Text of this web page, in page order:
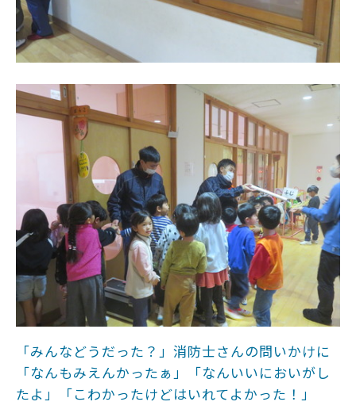
「みんなどうだった？」消防士さんの問いかけに
「なんもみえんかったぁ」「なんいいにおいがし
たよ」「こわかったけどはいれてよかった！」